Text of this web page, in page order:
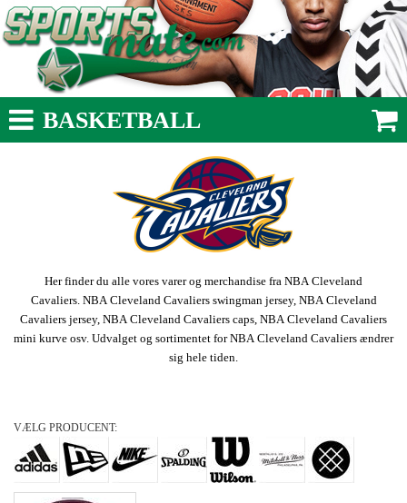
BASKETBALL
Her finder du alle vores varer og merchandise fra NBA Cleveland
Cavaliers. NBA Cleveland Cavaliers swingman jersey, NBA Cleveland
Cavaliers jersey, NBA Cleveland Cavaliers caps, NBA Cleveland Cavaliers
mini kurve osv. Udvalget og sortimentet for NBA Cleveland Cavaliers ændrer
sig hele tiden.
VÆLG PRODUCENT: